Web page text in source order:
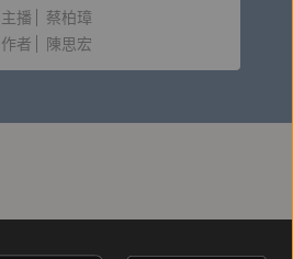
主播
蔡柏璋
作者
陳思宏